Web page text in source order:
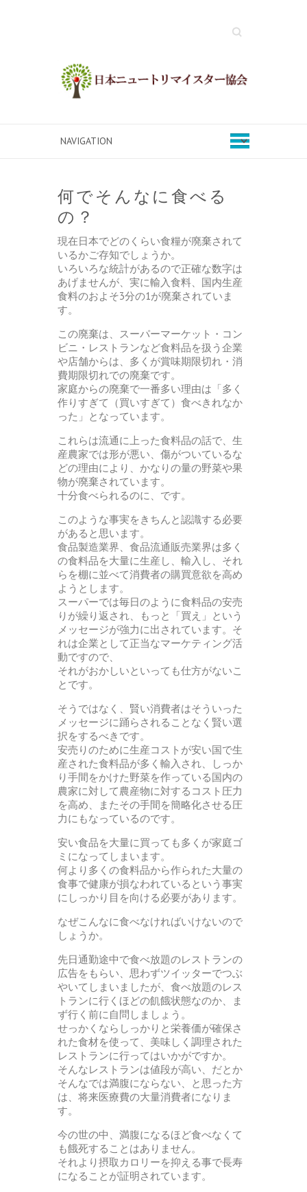
Search
何でそんなに食べる
の？
現在日本でどのくらい食糧が廃棄されて
いるかご存知でしょうか。
いろいろな統計があるので正確な数字は
あげませんが、実に輸入食料、国内生産
食料のおよそ3分の1が廃棄されていま
す。
この廃棄は、スーパーマーケット・コン
ビニ・レストランなど食料品を扱う企業
や店舗からは、多くが賞味期限切れ・消
費期限切れでの廃棄です。
家庭からの廃棄で一番多い理由は「多く
作りすぎて（買いすぎて）食べきれなか
った」となっています。
これらは流通に上った食料品の話で、生
産農家では形が悪い、傷がついているな
どの理由により、かなりの量の野菜や果
物が廃棄されています。
十分食べられるのに、です。
このような事実をきちんと認識する必要
があると思います。
食品製造業界、食品流通販売業界は多く
の食料品を大量に生産し、輸入し、それ
らを棚に並べて消費者の購買意欲を高め
ようとします。
スーパーでは毎日のように食料品の安売
りが繰り返され、もっと「買え」という
メッセージが強力に出されています。そ
れは企業として正当なマーケティング活
動ですので、
それがおかしいといっても仕方がないこ
とです。
そうではなく、賢い消費者はそういった
メッセージに踊らされることなく賢い選
択をするべきです。
安売りのために生産コストが安い国で生
産された食料品が多く輸入され、しっか
り手間をかけた野菜を作っている国内の
農家に対して農産物に対するコスト圧力
を高め、またその手間を簡略化させる圧
力にもなっているのです。
安い食品を大量に買っても多くが家庭ゴ
ミになってしまいます。
何より多くの食料品から作られた大量の
食事で健康が損なわれているという事実
にしっかり目を向ける必要があります。
なぜこんなに食べなければいけないので
しょうか。
先日通勤途中で食べ放題のレストランの
広告をもらい、思わずツイッターでつぶ
やいてしまいましたが、食べ放題のレス
トランに行くほどの飢餓状態なのか、ま
ず行く前に自問しましょう。
せっかくならしっかりと栄養価が確保さ
れた食材を使って、美味しく調理された
レストランに行ってはいかがですか。
そんなレストランは値段が高い、だとか
そんなでは満腹にならない、と思った方
は、将来医療費の大量消費者になりま
す。
今の世の中、満腹になるほど食べなくて
も餓死することはありません。
それより摂取カロリーを抑える事で長寿
になることが証明されています。